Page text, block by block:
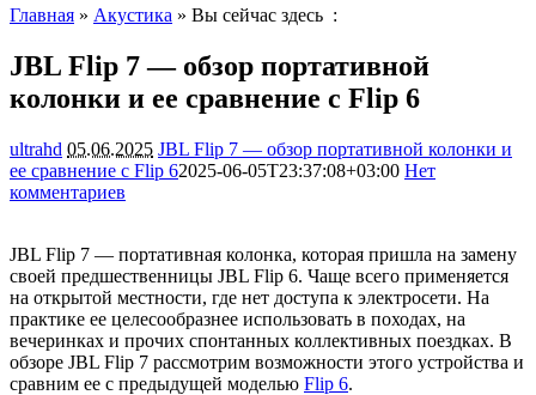
Главная » Акустика » Вы сейчас здесь :
JBL Flip 7 — обзор портативной
колонки и ее сравнение с Flip 6
ultrahd 05.06.2025 JBL Flip 7 — обзор портативной колонки и
ее сравнение с Flip 62025-06-05T23:37:08+03:00 Нет
комментариев
JBL Flip 7 — портативная колонка, которая пришла на замену
своей предшественницы JBL Flip 6. Чаще всего применяется
на открытой местности, где нет доступа к электросети. На
практике ее целесообразнее использовать в походах, на
вечеринках и прочих спонтанных коллективных поездках. В
обзоре JBL Flip 7 рассмотрим возможности этого устройства и
сравним ее с предыдущей моделью Flip 6.